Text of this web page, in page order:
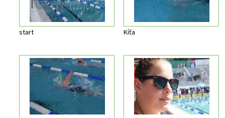
start Kíťa